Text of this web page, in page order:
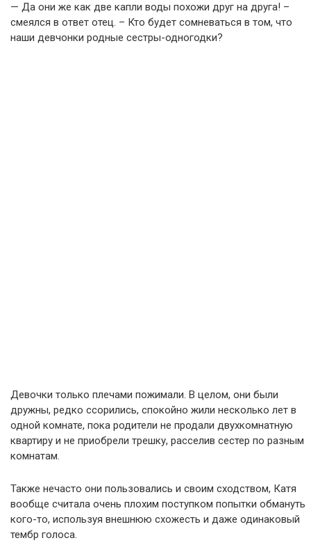
— Да они же как две капли воды похожи друг на друга! –
смеялся в ответ отец. – Кто будет сомневаться в том, что
наши девчонки родные сестры-одногодки?
Девочки только плечами пожимали. В целом, они были
дружны, редко ссорились, спокойно жили несколько лет в
одной комнате, пока родители не продали двухкомнатную
квартиру и не приобрели трешку, расселив сестер по разным
комнатам.
Также нечасто они пользовались и своим сходством, Катя
вообще считала очень плохим поступком попытки обмануть
кого-то, используя внешнюю схожесть и даже одинаковый
тембр голоса.